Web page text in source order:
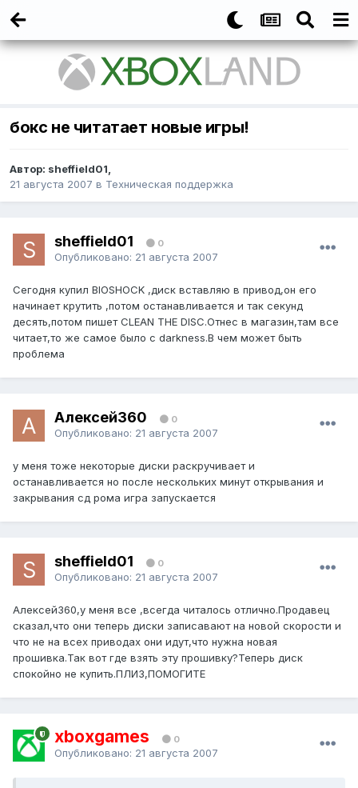
бокс не читатает новые игры!
Автор: sheffield01,
21 августа 2007 в Техническая поддержка
sheffield01 0
Опубликовано: 21 августа 2007
Сегодня купил BIOSHOCK ,диск вставляю в привод,он его
начинает крутить ,потом останавливается и так секунд
десять,потом пишет CLEAN THE DISC.Отнес в магазин,там все
читает,то же самое было с darkness.В чем может быть
проблема
Алексей360 0
Опубликовано: 21 августа 2007
у меня тоже некоторые диски раскручивает и
останавливается но после нескольких минут открывания и
закрывания сд рома игра запускается
sheffield01 0
Опубликовано: 21 августа 2007
Алексей360,у меня все ,всегда читалось отлично.Продавец
сказал,что они теперь диски записавают на новой скорости и
что не на всех приводах они идут,что нужна новая
прошивка.Так вот где взять эту прошивку?Теперь диск
спокойно не купить.ПЛИЗ,ПОМОГИТЕ
xboxgames 0
Опубликовано: 21 августа 2007